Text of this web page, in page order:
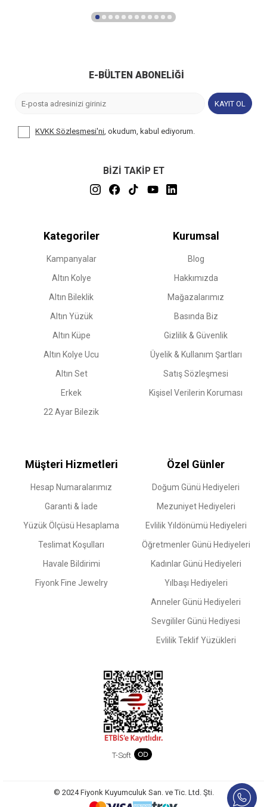
E-BÜLTEN ABONELIĞI
KAYIT OL
KVKK Sözleşmesi'ni, okudum, kabul ediyorum.
BİZİ TAKİP ET
Kategoriler
Kampanyalar
Altın Kolye
Altın Bileklik
Altın Yüzük
Altın Küpe
Altın Kolye Ucu
Altın Set
Erkek
22 Ayar Bilezik
Kurumsal
Blog
Hakkımızda
Mağazalarımız
Basında Biz
Gizlilik & Güvenlik
Üyelik & Kullanım Şartları
Satış Sözleşmesi
Kişisel Verilerin Koruması
Müşteri Hizmetleri
Hesap Numaralarımız
Garanti & İade
Yüzük Ölçüsü Hesaplama
Teslimat Koşulları
Havale Bildirimi
Fiyonk Fine Jewelry
Özel Günler
Doğum Günü Hediyeleri
Mezuniyet Hediyeleri
Evlilik Yıldönümü Hediyeleri
Öğretmenler Günü Hediyeleri
Kadınlar Günü Hediyeleri
Yılbaşı Hediyeleri
Anneler Günü Hediyeleri
Sevgililer Günü Hediyesi
Evlilik Teklif Yüzükleri
T-Soft
© 2024 Fiyonk Kuyumculuk San. ve Tic. Ltd. Şti.